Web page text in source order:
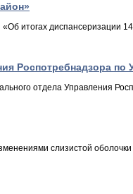
итогах диспансеризации
Роспотребнадзора по
отдела Управления
слизистой оболочки